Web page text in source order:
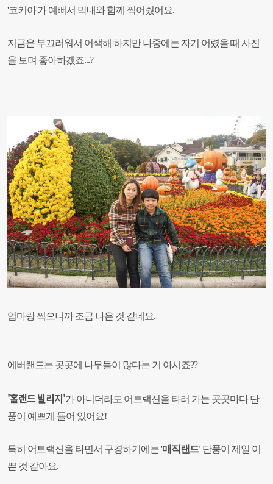
'코키아'가 예뻐서 막내와 함께 찍어줬어요.
지금은 부끄러워서 어색해 하지만 나중에는 자기 어렸을 때 사진
을 보며 좋아하겠죠...?
엄마랑 찍으니까 조금 나은 것 같네요.
에버랜드는 곳곳에 나무들이 많다는 거 아시죠??
'홀랜드 빌리지'가 아니더라도 어트랙션을 타러 가는 곳곳마다 단
풍이 예쁘게 들어 있어요!
특히 어트랙션을 타면서 구경하기에는 '매직랜드'단풍이 제일 이
쁜 것 같아요.